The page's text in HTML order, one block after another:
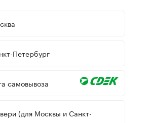
Петербург
самовывоза
и Санкт-